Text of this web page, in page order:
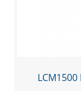
LCM1500